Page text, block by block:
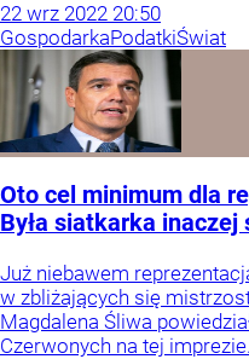
22 wrz 2022 20:50
GospodarkaPodatkiŚwiat
Oto cel minimum dla
Była siatkarka
Już niebawem
w zbliżających się
Magdalena Śliwa
Czerwonych na tej imprezie.